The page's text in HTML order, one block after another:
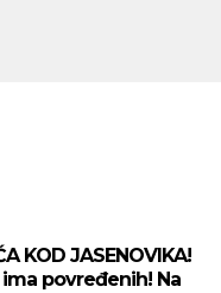
KOD JASENOVIKA!
povređenih! Na